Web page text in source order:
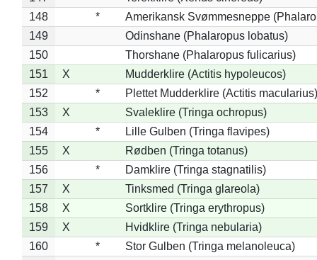
148
*
Amerikansk Svømmesneppe
149
Odinshane (Phalaropus lobatus)
150
Thorshane (Phalaropus fulicarius)
151
X
Mudderklire (Actitis hypoleucos)
152
*
Plettet Mudderklire (Actitis macularius)
153
X
Svaleklire (Tringa ochropus)
154
*
Lille Gulben (Tringa flavipes)
155
X
Rødben (Tringa totanus)
156
*
Damklire (Tringa stagnatilis)
157
X
Tinksmed (Tringa glareola)
158
X
Sortklire (Tringa erythropus)
159
X
Hvidklire (Tringa nebularia)
160
*
Stor Gulben (Tringa melanoleuca)